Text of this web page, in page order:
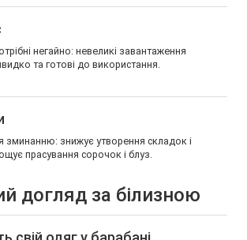
негайно: невеликі завантаження
та готові до використання.
зминанню: знижує утворення складок і
прасування сорочок і блуз.
догляд за білизною